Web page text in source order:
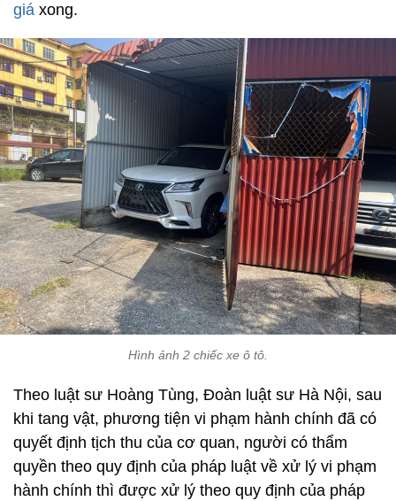
giá xong.
Hình ảnh 2 chiếc xe ô tô.
Theo luật sư Hoàng Tùng, Đoàn luật sư Hà Nội, sau
khi tang vật, phương tiện vi phạm hành chính đã có
quyết định tịch thu của cơ quan, người có thẩm
quyền theo quy định của pháp luật về xử lý vi phạm
hành chính thì được xử lý theo quy định của pháp